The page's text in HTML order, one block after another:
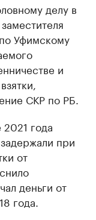
делу в
Уфимскому
и
СКР по РБ.
года
при
от
деньги от
года.